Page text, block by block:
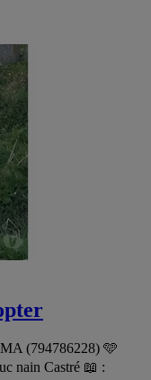
(794786228) 🩵
nain Castré 📖 :